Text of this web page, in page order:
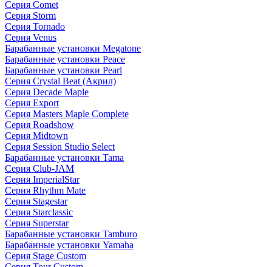
Серия Comet
Серия Storm
Серия Tornado
Серия Venus
Барабанные установки Megatone
Барабанные установки Peace
Барабанные установки Pearl
Серия Crystal Beat (Акрил)
Серия Decade Maple
Серия Export
Серия Masters Maple Complete
Серия Roadshow
Серия Midtown
Серия Session Studio Select
Барабанные установки Tama
Серия Club-JAM
Серия ImperialStar
Серия Rhythm Mate
Серия Stagestar
Серия Starclassic
Серия Superstar
Барабанные установки Tamburo
Барабанные установки Yamaha
Серия Stage Custom